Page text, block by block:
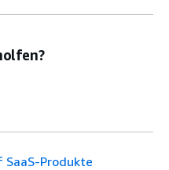
Produkte